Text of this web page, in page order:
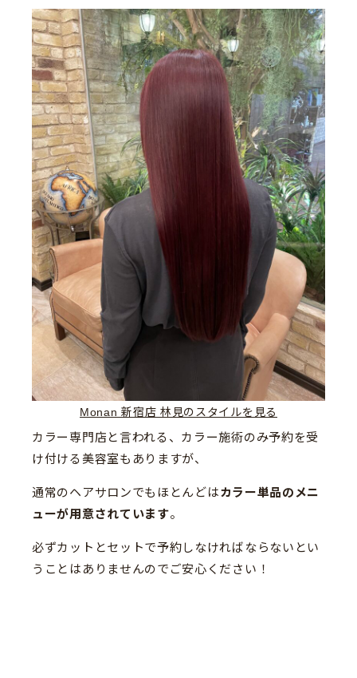
Monan 新宿店 林見のスタイルを見る
カラー専門店と言われる、カラー施術のみ予約を受
け付ける美容室もありますが、
通常のヘアサロンでもほとんどはカラー単品のメニ
ューが用意されています。
必ずカットとセットで予約しなければならないとい
うことはありませんのでご安心ください！